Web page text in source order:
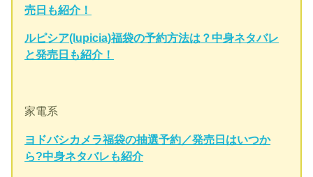
売日も紹介！
ルピシア(lupicia)福袋の予約方法は？中身ネタバレ
と発売日も紹介！
家電系
ヨドバシカメラ福袋の抽選予約／発売日はいつか
ら?中身ネタバレも紹介